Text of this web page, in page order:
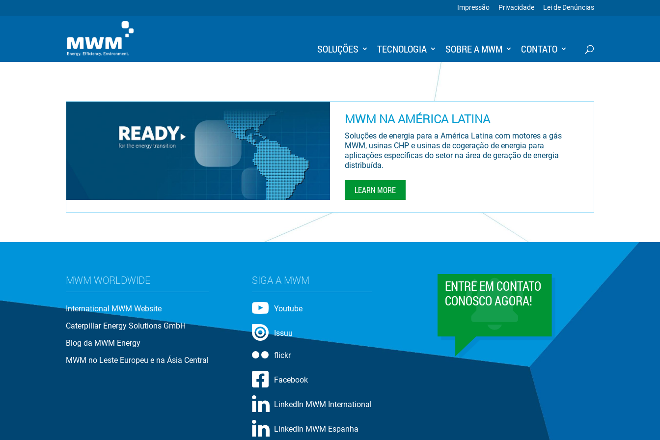
Impressão Privacidade Lei de Denúncias
SOLUÇÕES TECNOLOGIA SOBRE A MWM CONTATO
MWM NA AMÉRICA LATINA
Soluções de energia para a América Latina com motores a gás
MWM, usinas CHP e usinas de cogeração de energia para
aplicações específicas do setor na área de geração de energia
distribuída.
LEARN MORE
MWM WORLDWIDE
International MWM Website
Caterpillar Energy Solutions GmbH
Blog da MWM Energy
MWM no Leste Europeu e na Ásia Central
SIGA A MWM
Youtube
Issuu
flickr
Facebook
LinkedIn MWM International
LinkedIn MWM Espanha
ENTRE EM CONTATO
CONOSCO AGORA!